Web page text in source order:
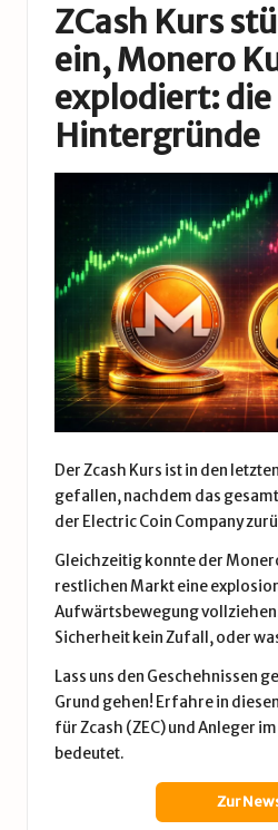
ZCash Kurs
ein, Monero
explodiert: die
Hintergründe
Der Zcash Kurs ist in den
gefallen, nachdem das
der Electric Coin Company
Gleichzeitig konnte der
restlichen Markt eine
Aufwärtsbewegung
Sicherheit kein Zufall, oder
Lass uns den Geschehnissen
Grund gehen! Erfahre in
für Zcash (ZEC) und Anleger
bedeutet.
Zur